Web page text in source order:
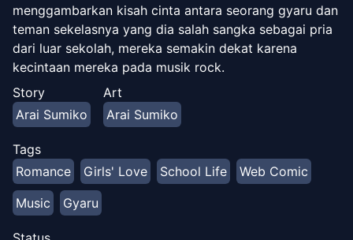
menggambarkan kisah cinta antara seorang gyaru dan
teman sekelasnya yang dia salah sangka sebagai pria
dari luar sekolah, mereka semakin dekat karena
kecintaan mereka pada musik rock.
Story
Arai Sumiko
Art
Arai Sumiko
Tags
Romance
Girls' Love School Life
Web Comic
Music
Gyaru